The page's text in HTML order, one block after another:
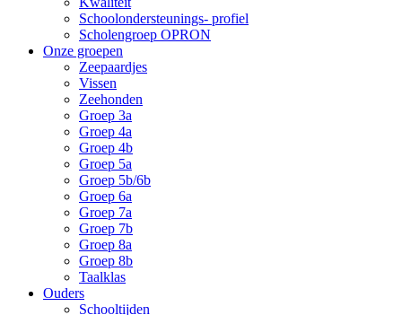
Schoolondersteunings- profiel
Scholengroep OPRON
Onze groepen
Zeepaardjes
Vissen
Zeehonden
Groep 3a
Groep 4a
Groep 4b
Groep 5a
Groep 5b/6b
Groep 6a
Groep 7a
Groep 7b
Groep 8a
Groep 8b
Taalklas
Ouders
Schooltijden